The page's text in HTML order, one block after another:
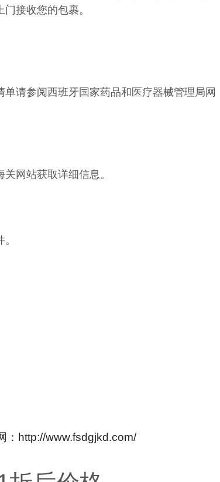
接收您的包裹。
请参阅西班牙国家药品和医疗器械管理局网
网站获取详细信息。
：http://www.fsdgjkd.com/